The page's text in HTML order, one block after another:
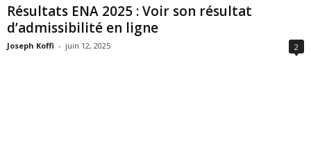
Résultats ENA 2025 : Voir son résultat
d’admissibilité en ligne
Joseph Koffi - juin 12, 2025 2